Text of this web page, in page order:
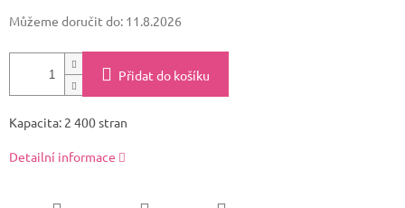
Můžeme doručit do: 11.8.2026
Přidat do košíku
Kapacita: 2 400 stran
Detailní informace